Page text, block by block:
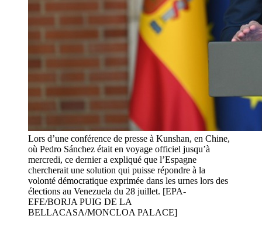
Lors d’une conférence de presse à Kunshan, en Chine,
où Pedro Sánchez était en voyage officiel jusqu’à
mercredi, ce dernier a expliqué que l’Espagne
chercherait une solution qui puisse répondre à la
volonté démocratique exprimée dans les urnes lors des
élections au Venezuela du 28 juillet. [EPA-
EFE/BORJA PUIG DE LA
BELLACASA/MONCLOA PALACE]